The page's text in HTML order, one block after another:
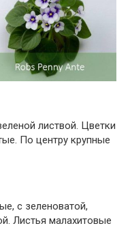
листвой. Цветки
По центру крупные
с зеленоватой,
Листья малахитовые